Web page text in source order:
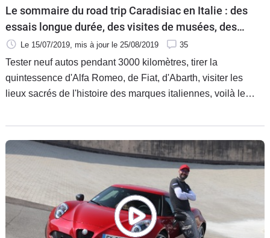
Le sommaire du road trip Caradisiac en Italie : des
essais longue durée, des visites de musées, des
exclusivités...
Le 15/07/2019, mis à jour le 25/08/2019 35
Tester neuf autos pendant 3000 kilomètres, tirer la
quintessence d'Alfa Romeo, de Fiat, d'Abarth, visiter les
lieux sacrés de l'histoire des marques italiennes, voilà le
dessous les neuf modèles testés, la bande annonce de
l'aventure et le sommaire des 24 reportages vidéo publiés
cet été sur Caradisiac.